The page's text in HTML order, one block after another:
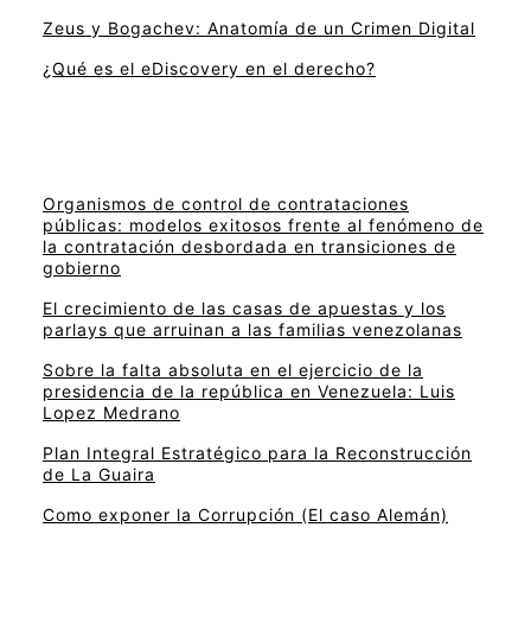
Zeus y Bogachev: Anatomía de un Crimen Digital
¿Qué es el eDiscovery en el derecho?
Organismos de control de contrataciones
públicas: modelos exitosos frente al fenómeno de
la contratación desbordada en transiciones de
gobierno
El crecimiento de las casas de apuestas y los
parlays que arruinan a las familias venezolanas
Sobre la falta absoluta en el ejercicio de la
presidencia de la república en Venezuela: Luis
Lopez Medrano
Plan Integral Estratégico para la Reconstrucción
de La Guaira
Como exponer la Corrupción (El caso Alemán)